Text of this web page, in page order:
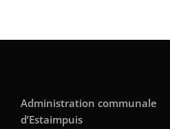
Administration communale
d’Estaimpuis